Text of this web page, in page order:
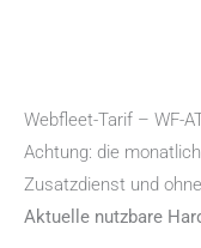
Webfleet-Tarif – WF-
Achtung: die
Zusatzdienst und
Aktuelle nutzbare